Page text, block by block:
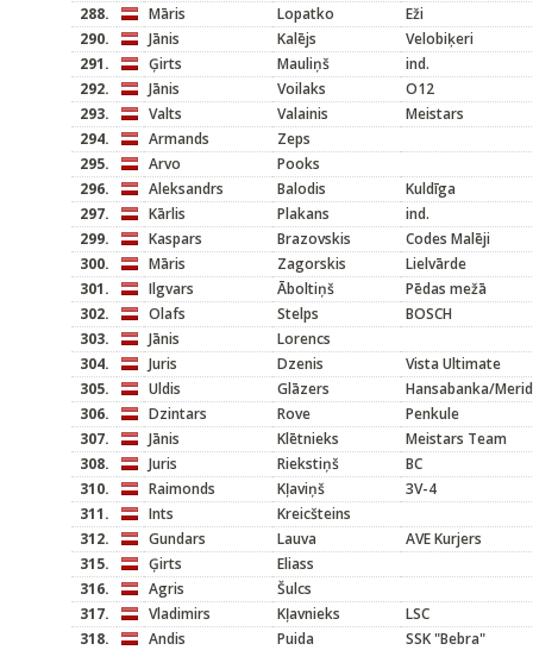
288.
Māris Lopatko
Eži
290.
Jānis Kalējs
Velobiķeri
291.
Ģirts Mauliņš
ind.
292.
Jānis Voilaks
O12
293.
Valts Valainis
Meistars
294.
Armands
Zeps
295.
Arvo
Pooks
296.
Aleksandrs Balodis
Kuldīga
297.
Kārlis Plakans
ind.
299.
Kaspars Brazovskis
Codes Malēji
300.
Māris Zagorskis
Lielvārde
301.
Ilgvars Āboltiņš
Pēdas mežā
302.
Olafs Stelps
BOSCH
303.
Jānis
Lorencs
304.
Juris Dzenis
Vista Ultimate
305.
Uldis Glāzers
Hansabanka/
306.
Dzintars Rove
Penkule
307.
Jānis Klētnieks
Meistars Team
308.
Juris Riekstiņš
BC
310.
Raimonds Kļaviņš
3V-4
311.
Ints
Kreicšteins
312.
Gundars Lauva
AVE Kurjers
315.
Ģirts
Eliass
316.
Agris
Šulcs
317.
Vladimirs Kļavnieks
LSC
318.
Andis Puida
SSK "Bebra"